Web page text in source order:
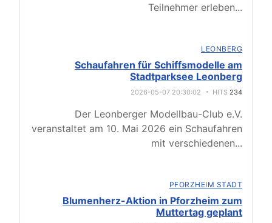
Teilnehmer erleben...
LEONBERG
Schaufahren für Schiffsmodelle am
Stadtparksee Leonberg
2026-05-07 20:30:02 HITS 234
Der Leonberger Modellbau-Club e.V.
veranstaltet am 10. Mai 2026 ein Schaufahren
mit verschiedenen...
PFORZHEIM STADT
Blumenherz-Aktion in Pforzheim zum
Muttertag geplant